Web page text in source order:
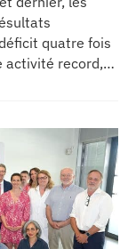
quatre fois
activité record,